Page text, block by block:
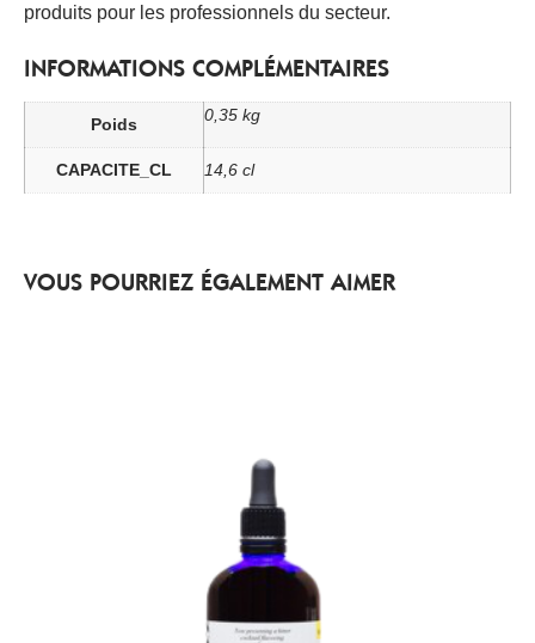
produits pour les professionnels du secteur.
INFORMATIONS COMPLÉMENTAIRES
Poids 0,35 kg
CAPACITE_CL 14,6 cl
VOUS POURRIEZ ÉGALEMENT AIMER